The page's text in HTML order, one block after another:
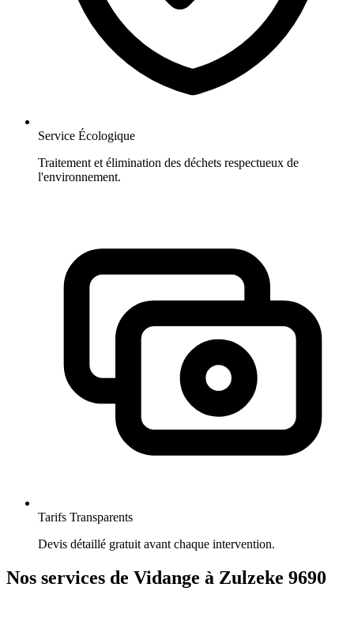
Service Écologique
Traitement et élimination des déchets respectueux de
l'environnement.
Tarifs Transparents
Devis détaillé gratuit avant chaque intervention.
Nos services de Vidange à Zulzeke 9690